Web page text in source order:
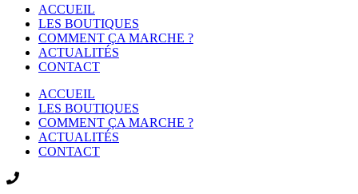
ACCUEIL
LES BOUTIQUES
COMMENT ÇA MARCHE ?
ACTUALITÉS
CONTACT
ACCUEIL
LES BOUTIQUES
COMMENT ÇA MARCHE ?
ACTUALITÉS
CONTACT